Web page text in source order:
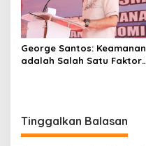
George Santos: Keamanan
adalah Salah Satu Faktor
Tinggalkan Balasan